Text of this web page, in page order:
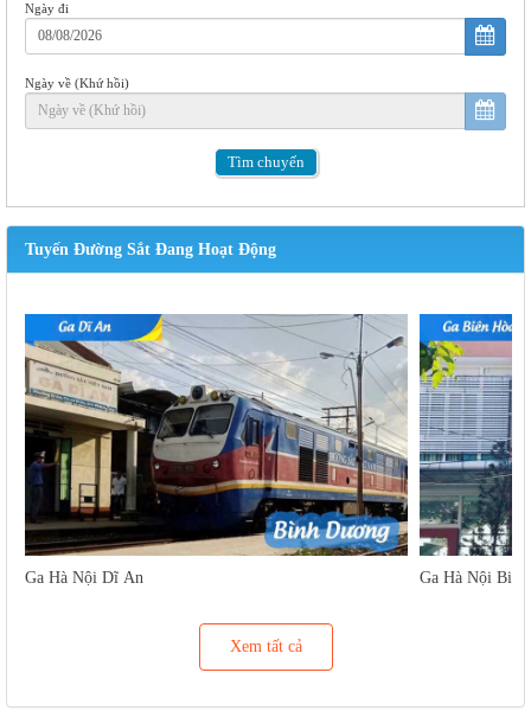
Ngày đi
Ngày về (Khứ hồi)
Tìm chuyến
Tuyến Đường Sắt Đang Hoạt Động
Ga Hà Nội Dĩ An Ga Hà Nội Biên
Xem tất cả